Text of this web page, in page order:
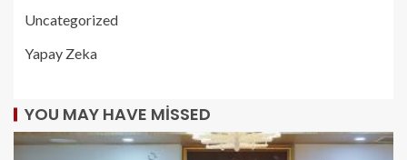
Uncategorized
Yapay Zeka
YOU MAY HAVE MISSED